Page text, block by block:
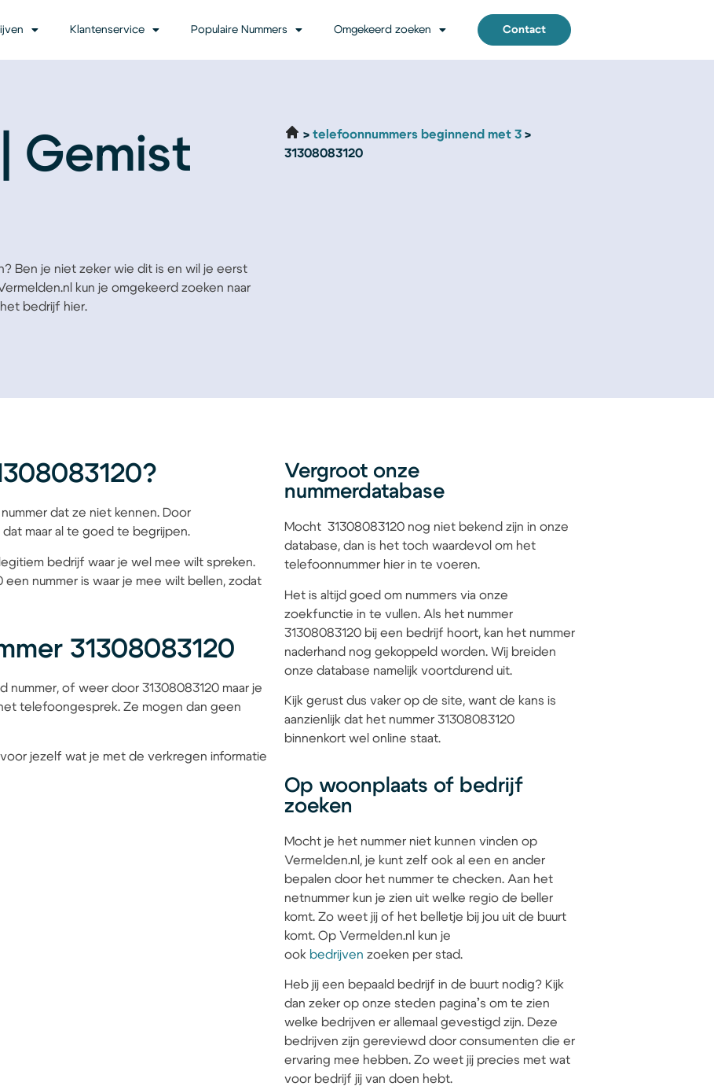
Klantenservice Populaire Nummers Omgekeerd zoeken Contact
Gemist
Ben je niet zeker wie dit is en wil je eerst
kun je omgekeerd zoeken naar
bedrijf hier.
telefoonnummers beginnend met 3
31308083120
dat ze niet kennen. Door
maar al te goed te begrijpen.
bedrijf waar je wel mee wilt spreken.
een nummer is waar je mee wilt bellen, zodat
31308083120
of weer door 31308083120 maar je
telefoongesprek. Ze mogen dan geen
jezelf wat je met de verkregen informatie
Vergroot onze
nummerdatabase
Mocht 31308083120 nog niet bekend zijn in onze
database, dan is het toch waardevol om het
telefoonnummer hier in te voeren.
Het is altijd goed om nummers via onze
zoekfunctie in te vullen. Als het nummer
31308083120 bij een bedrijf hoort, kan het nummer
naderhand nog gekoppeld worden. Wij breiden
onze database namelijk voortdurend uit.
Kijk gerust dus vaker op de site, want de kans is
aanzienlijk dat het nummer 31308083120
binnenkort wel online staat.
Op woonplaats of bedrijf
zoeken
Mocht je het nummer niet kunnen vinden op
Vermelden.nl, je kunt zelf ook al een en ander
bepalen door het nummer te checken. Aan het
netnummer kun je zien uit welke regio de beller
komt. Zo weet jij of het belletje bij jou uit de buurt
komt. Op Vermelden.nl kun je
ook bedrijven zoeken per stad.
Heb jij een bepaald bedrijf in de buurt nodig? Kijk
dan zeker op onze steden pagina’s om te zien
welke bedrijven er allemaal gevestigd zijn. Deze
bedrijven zijn gereviewd door consumenten die er
ervaring mee hebben. Zo weet jij precies met wat
voor bedrijf jij van doen hebt.